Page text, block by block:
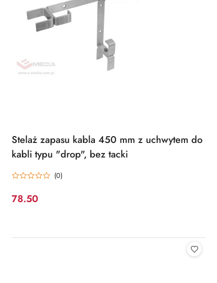
Stelaż zapasu kabla 450 mm z uchwytem do
kabli typu "drop", bez tacki
(0)
Cena:
78.50